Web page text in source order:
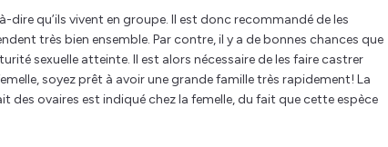
dire qu’ils vivent en groupe. Il est donc recommandé de les
très bien ensemble. Par contre, il y a de bonnes chances que
sexuelle atteinte. Il est alors nécessaire de les faire castrer
soyez prêt à avoir une grande famille très rapidement! La
des ovaires est indiqué chez la femelle, du fait que cette espèce